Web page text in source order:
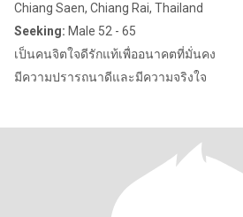
Chiang Saen, Chiang Rai, Thailand
Seeking: Male 52 - 65
เป็นคนจิตใจดีรักแท้เพื่ออนาคตที่มั่นคง
มีความปรารถนาดีและมีความจริงใจ